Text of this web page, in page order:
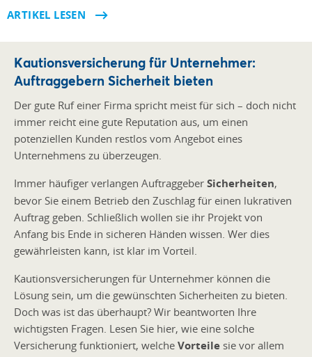
ARTIKEL LESEN
Kautionsversicherung für Unternehmer:
Auftraggebern Sicherheit bieten
Der gute Ruf einer Firma spricht meist für sich – doch nicht
immer reicht eine gute Reputation aus, um einen
potenziellen Kunden restlos vom Angebot eines
Unternehmens zu überzeugen.
Immer häufiger verlangen Auftraggeber Sicherheiten,
bevor Sie einem Betrieb den Zuschlag für einen lukrativen
Auftrag geben. Schließlich wollen sie ihr Projekt von
Anfang bis Ende in sicheren Händen wissen. Wer dies
gewährleisten kann, ist klar im Vorteil.
Kautionsversicherungen für Unternehmer können die
Lösung sein, um die gewünschten Sicherheiten zu bieten.
Doch was ist das überhaupt? Wir beantworten Ihre
wichtigsten Fragen. Lesen Sie hier, wie eine solche
Versicherung funktioniert, welche Vorteile sie vor allem